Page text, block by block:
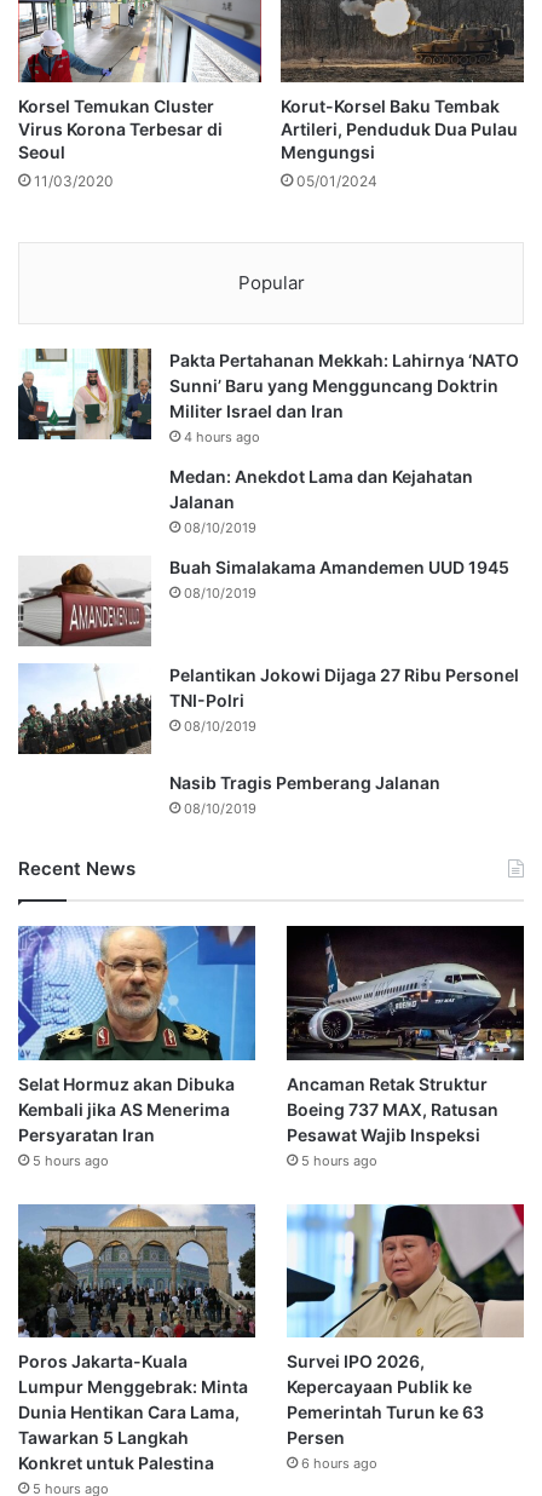
Korsel Temukan Cluster
Virus Korona Terbesar di
Seoul
11/03/2020
Korut-Korsel Baku Tembak
Artileri, Penduduk Dua Pulau
Mengungsi
05/01/2024
Popular
Pakta Pertahanan Mekkah: Lahirnya ‘NATO
Sunni’ Baru yang Mengguncang Doktrin
Militer Israel dan Iran
4 hours ago
Medan: Anekdot Lama dan Kejahatan
Jalanan
08/10/2019
Buah Simalakama Amandemen UUD 1945
08/10/2019
Pelantikan Jokowi Dijaga 27 Ribu Personel
TNI-Polri
08/10/2019
Nasib Tragis Pemberang Jalanan
08/10/2019
Recent News
Selat Hormuz akan Dibuka
Kembali jika AS Menerima
Persyaratan Iran
5 hours ago
Ancaman Retak Struktur
Boeing 737 MAX, Ratusan
Pesawat Wajib Inspeksi
5 hours ago
Poros Jakarta-Kuala
Lumpur Menggebrak: Minta
Dunia Hentikan Cara Lama,
Tawarkan 5 Langkah
Konkret untuk Palestina
5 hours ago
Survei IPO 2026,
Kepercayaan Publik ke
Pemerintah Turun ke 63
Persen
6 hours ago